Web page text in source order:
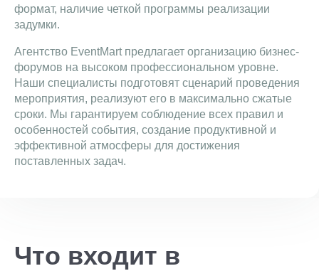
формат, наличие четкой программы реализации
задумки.
Агентство EventMart предлагает организацию бизнес-
форумов на высоком профессиональном уровне.
Наши специалисты подготовят сценарий проведения
мероприятия, реализуют его в максимально сжатые
сроки. Мы гарантируем соблюдение всех правил и
особенностей события, создание продуктивной и
эффективной атмосферы для достижения
поставленных задач.
Что входит в